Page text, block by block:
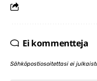
Ei kommentteja
Sähköpostiosoitettasi ei